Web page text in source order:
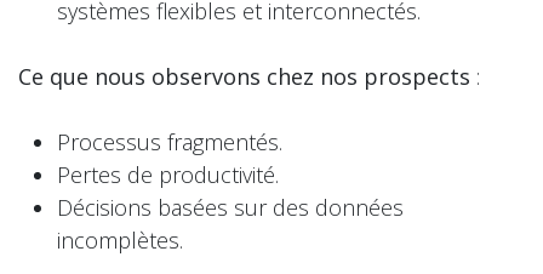
systèmes flexibles et interconnectés.
Ce que nous observons chez nos prospects :
Processus fragmentés.
Pertes de productivité.
Décisions basées sur des données
incomplètes.